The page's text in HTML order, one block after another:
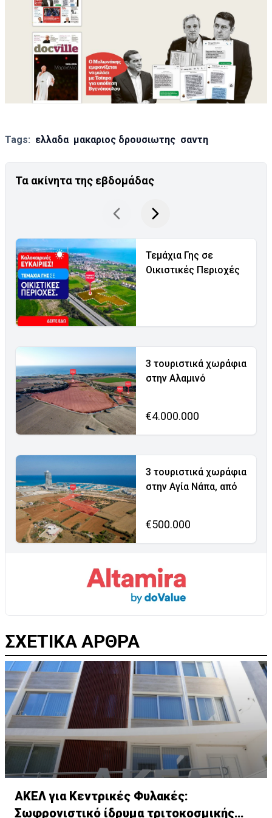
Tags: ελλαδα μακαριος δρουσιωτης σαντη
Τα ακίνητα της εβδομάδας
Τεμάχια Γης σε
Οικιστικές Περιοχές
3 τουριστικά χωράφια
στην Αλαμινό
€4.000.000
3 τουριστικά χωράφια
στην Αγία Νάπα, από
€500.000
ΣΧΕΤΙΚΑ ΑΡΘΡΑ
ΑΚΕΛ για Κεντρικές Φυλακές:
Σωφρονιστικό ίδρυμα τριτοκοσμικής